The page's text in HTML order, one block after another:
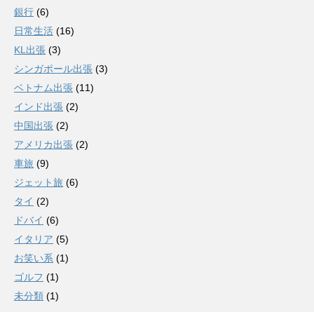
銀行 (6)
日常生活 (16)
KL出張 (3)
シンガポール出張 (3)
ベトナム出張 (11)
インド出張 (2)
中国出張 (2)
アメリカ出張 (2)
車旅 (9)
ジェット旅 (6)
タイ (2)
ドバイ (6)
イタリア (5)
お笑い系 (1)
ゴルフ (1)
未分類 (1)